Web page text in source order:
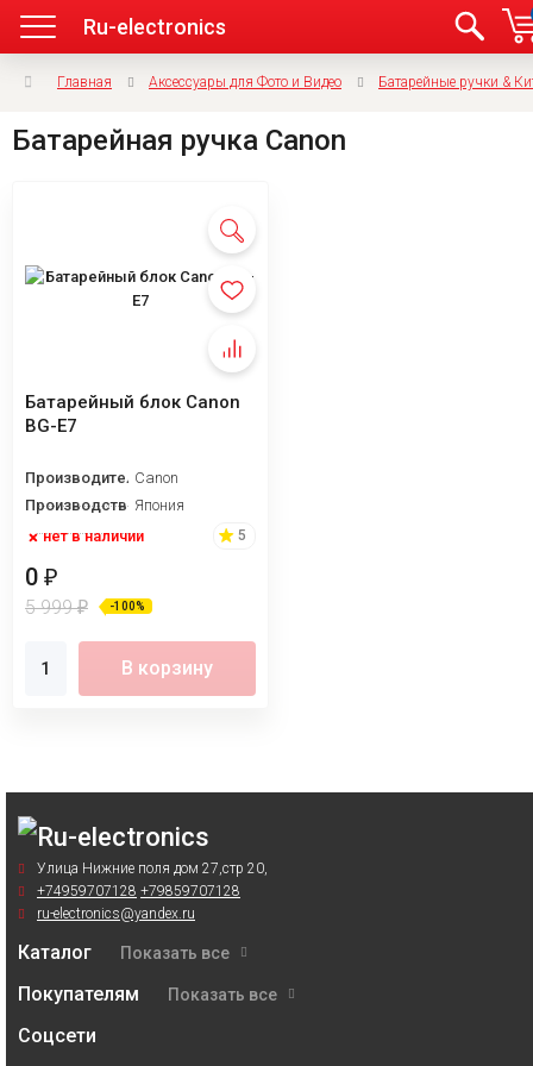
Ru-electronics
Главная Аксессуары для Фото и Видео Батарейные ручки &
Батарейная ручка Canon
Батарейный блок Canon
BG-E7
ПроизводительCanon
ПроизводствоЯпония
нет в наличии
5
0 ₽
5 999₽ -100%
В корзину
Улица Нижние поля дом 27,стр 20,
+74959707128 +79859707128
ru-electronics@yandex.ru
Каталог Показать все
Покупателям Показать все
Соцсети